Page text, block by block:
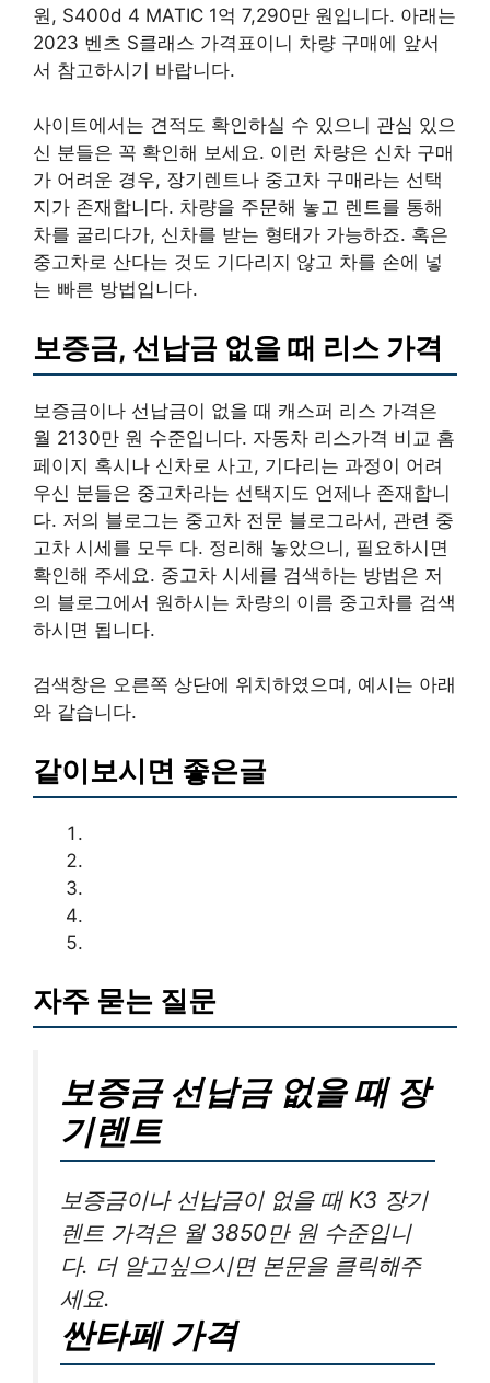
원, S400d 4 MATIC 1억 7,290만 원입니다. 아래는
2023 벤츠 S클래스 가격표이니 차량 구매에 앞서
서 참고하시기 바랍니다.
사이트에서는 견적도 확인하실 수 있으니 관심 있으
신 분들은 꼭 확인해 보세요. 이런 차량은 신차 구매
가 어려운 경우, 장기렌트나 중고차 구매라는 선택
지가 존재합니다. 차량을 주문해 놓고 렌트를 통해
차를 굴리다가, 신차를 받는 형태가 가능하죠. 혹은
중고차로 산다는 것도 기다리지 않고 차를 손에 넣
는 빠른 방법입니다.
보증금, 선납금 없을 때 리스 가격
보증금이나 선납금이 없을 때 캐스퍼 리스 가격은
월 2130만 원 수준입니다. 자동차 리스가격 비교 홈
페이지 혹시나 신차로 사고, 기다리는 과정이 어려
우신 분들은 중고차라는 선택지도 언제나 존재합니
다. 저의 블로그는 중고차 전문 블로그라서, 관련 중
고차 시세를 모두 다. 정리해 놓았으니, 필요하시면
확인해 주세요. 중고차 시세를 검색하는 방법은 저
의 블로그에서 원하시는 차량의 이름 중고차를 검색
하시면 됩니다.
검색창은 오른쪽 상단에 위치하였으며, 예시는 아래
와 같습니다.
같이보시면 좋은글
자주 묻는 질문
보증금 선납금 없을 때 장
기렌트
보증금이나 선납금이 없을 때 K3 장기
렌트 가격은 월 3850만 원 수준입니
다. 더 알고싶으시면 본문을 클릭해주
세요.
싼타페 가격